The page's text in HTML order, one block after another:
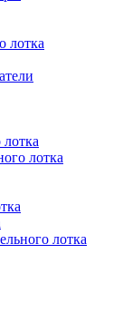
лотка
лотка
лотка
лотка